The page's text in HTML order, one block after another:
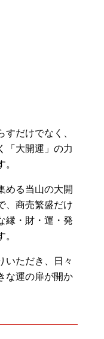
だけでなく、
「大開運」の力
める当山の大開
、商売繁盛だけ
縁・財・運・発
いただき、日々
な運の扉が開か